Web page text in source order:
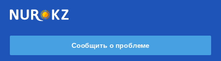
Сообщить о проблеме